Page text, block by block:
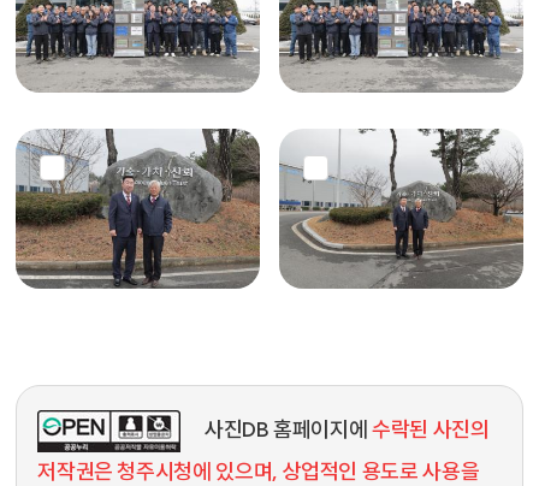
사진DB 홈페이지에 수락된 사진의
저작권은 청주시청에 있으며, 상업적인 용도로 사용을